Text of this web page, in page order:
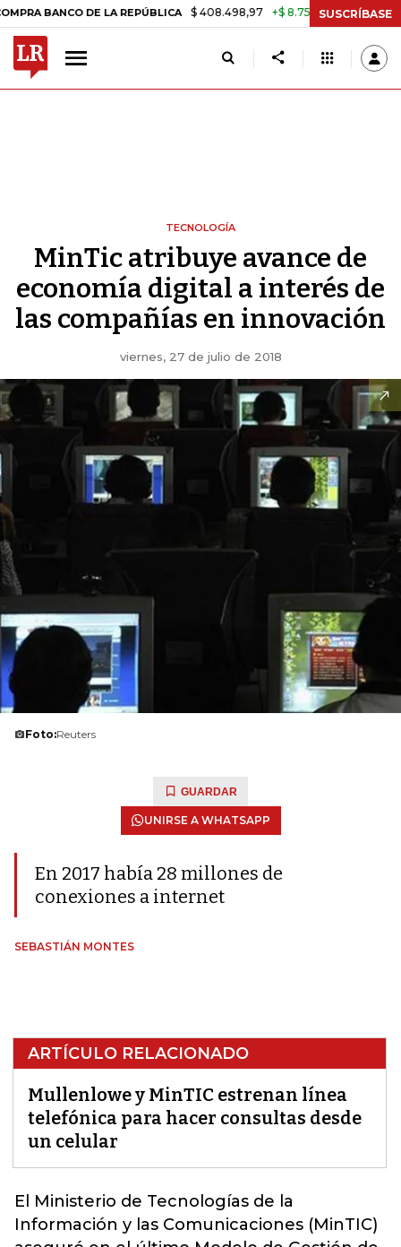
DE LA REPÚBLICA $ 408.498,97 +$ 8.753,81 +2,19% TASA
SUSCRÍBASE
TECNOLOGÍA
MinTic atribuye avance de
economía digital a interés de
las compañías en innovación
viernes, 27 de julio de 2018
Foto:Reuters
GUARDAR
UNIRSE A WHATSAPP
En 2017 había 28 millones de
conexiones a internet
SEBASTIÁN MONTES
ARTÍCULO RELACIONADO
Mullenlowe y MinTIC estrenan línea
telefónica para hacer consultas desde
un celular
El Ministerio de Tecnologías de la
Información y las Comunicaciones (MinTIC)